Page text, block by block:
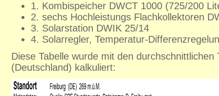
1. Kombispeicher DWCT 1000 (725/200
2. sechs Hochleistungs Flachkollektoren
3. Solarstation DWIK 25/14
4. Solarregler, Temperatur-
Diese Tabelle wurde mit den
(Deutschland) kalkuliert: